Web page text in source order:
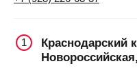
1
Краснодарский